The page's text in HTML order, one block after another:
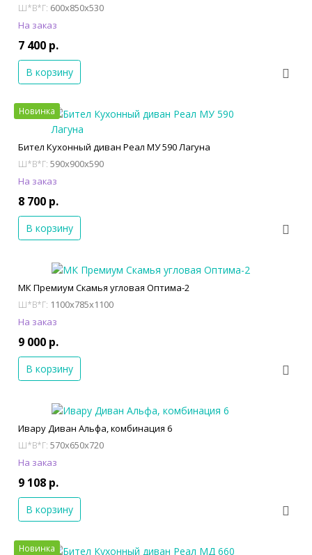
Ш*В*Г: 600x850x530
На заказ
7 400 р.
В корзину
Новинка
Бител Кухонный диван Реал МУ 590 Лагуна
Ш*В*Г: 590x900x590
На заказ
8 700 р.
В корзину
МК Премиум Скамья угловая Оптима-2
Ш*В*Г: 1100x785x1100
На заказ
9 000 р.
В корзину
Ивару Диван Альфа, комбинация 6
Ш*В*Г: 570x650x720
На заказ
9 108 р.
В корзину
Новинка